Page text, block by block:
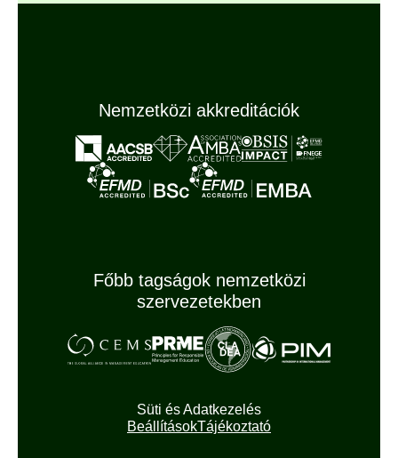
Nemzetközi akkreditációk
Főbb tagságok nemzetközi
szervezetekben
Süti és Adatkezelés
BeállításokTájékoztató